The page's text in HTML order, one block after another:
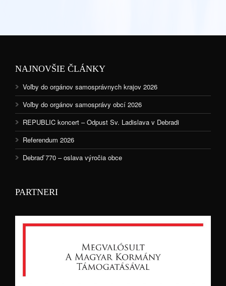
NAJNOVŠIE ČLÁNKY
Voľby do orgánov samosprávnych krajov 2026
Voľby do orgánov samosprávy obcí 2026
REPUBLIC koncert – Odpust Sv. Ladislava v Debradi
Referendum 2026
Debraď 770 – oslava výročia obce
PARTNERI